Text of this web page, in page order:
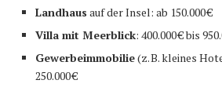
Landhaus auf der Insel: ab 150.000 €
Villa mit Meerblick: 400.000 € bis
Gewerbeimmobilie(z. B. kleines
250.000 €